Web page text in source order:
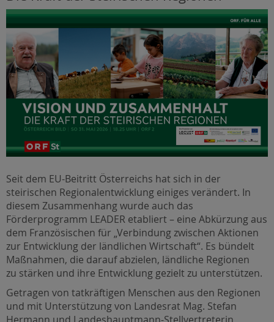
Seit dem EU-Beitritt Österreichs hat sich in der
steirischen Regionalentwicklung einiges verändert. In
diesem Zusammenhang wurde auch das
Förderprogramm LEADER etabliert – eine Abkürzung aus
dem Französischen für „Verbindung zwischen Aktionen
zur Entwicklung der ländlichen Wirtschaft“. Es bündelt
Maßnahmen, die darauf abzielen, ländliche Regionen
zu stärken und ihre Entwicklung gezielt zu unterstützen.
Getragen von tatkräftigen Menschen aus den Regionen
und mit Unterstützung von Landesrat Mag. Stefan